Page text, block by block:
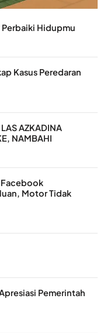
Perbaiki Hidupmu
Kasus Peredaran
AZKADINA
NAMBAHI
Motor Tidak
Pemerintah